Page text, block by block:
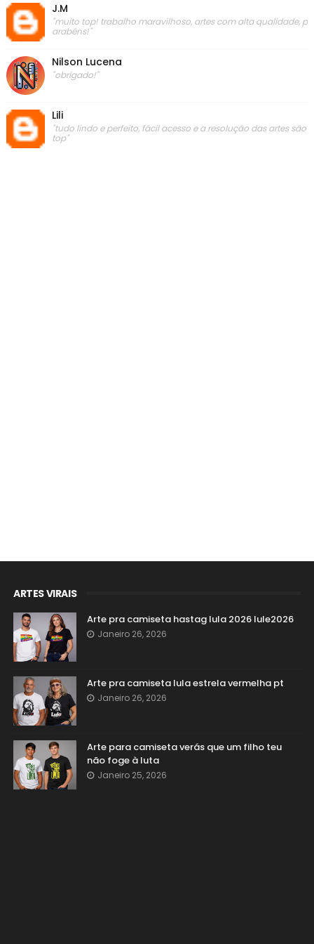
J.M
"muito top! trabalho maravilhoso, artes com alta qualidade, p
arabéns!"
Nilson Lucena
"obrigado!"
Lili
"tudo lindo e perfeito, fácil acesso e a resolução das artes são
top"
ARTES VIRAIS
Arte pra camiseta hastag lula 2026 lule2026
Janeiro 26, 2026
Arte pra camiseta lula estrela vermelha pt
Janeiro 26, 2026
Arte para camiseta verás que um filho teu
não foge à luta
Janeiro 25, 2026